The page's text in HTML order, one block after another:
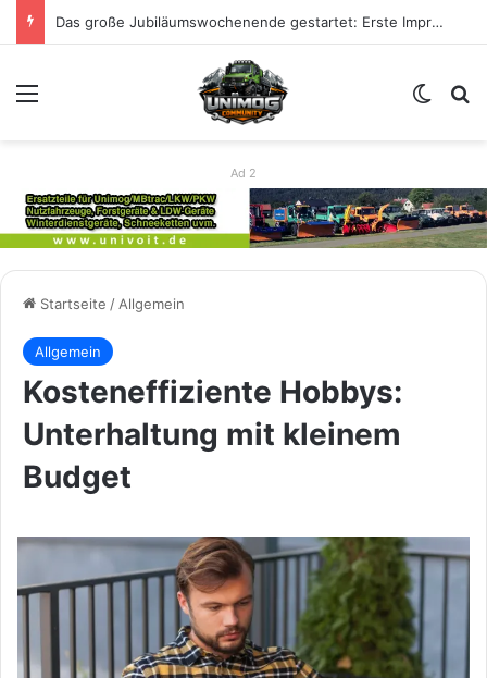
Das große Jubiläumswochenende gestartet: Erste Impressionen zu 80 Jahre Unimog
Skin
Ad 2
Startseite /Allgemein
Allgemein
Kosteneffiziente Hobbys:
Unterhaltung mit kleinem
Budget